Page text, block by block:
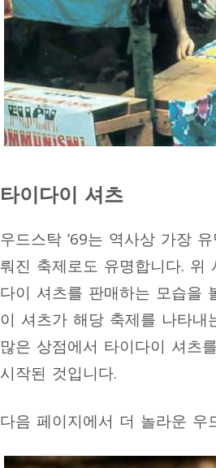
타이다이 셔츠
우드스탁 ’69는 역사상 가장
뤄진 축제로도 유명합니다. 위
다이 셔츠를 판매하는 모습을
이 셔츠가 해당 축제를 나타
많은 상점에서 타이다이 셔츠
시작된 것입니다.
다음 페이지에서 더 놀라운 우